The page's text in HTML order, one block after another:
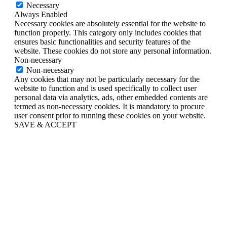
Necessary
Always Enabled
Necessary cookies are absolutely essential for the website to
function properly. This category only includes cookies that
ensures basic functionalities and security features of the
website. These cookies do not store any personal information.
Non-necessary
Non-necessary
Any cookies that may not be particularly necessary for the
website to function and is used specifically to collect user
personal data via analytics, ads, other embedded contents are
termed as non-necessary cookies. It is mandatory to procure
user consent prior to running these cookies on your website.
SAVE & ACCEPT